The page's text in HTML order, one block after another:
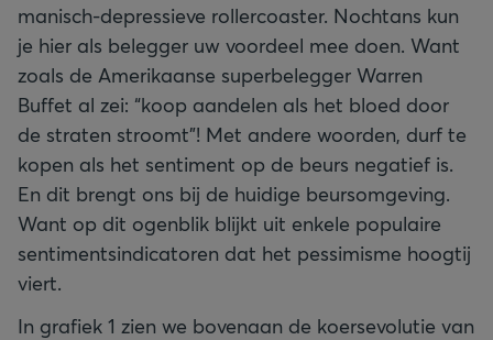
manisch-depressieve rollercoaster. Nochtans kun
je hier als belegger uw voordeel mee doen. Want
zoals de Amerikaanse superbelegger Warren
Buffet al zei: “koop aandelen als het bloed door
de straten stroomt”! Met andere woorden, durf te
kopen als het sentiment op de beurs negatief is.
En dit brengt ons bij de huidige beursomgeving.
Want op dit ogenblik blijkt uit enkele populaire
sentimentsindicatoren dat het pessimisme hoogtij
viert.
In grafiek 1 zien we bovenaan de koersevolutie van